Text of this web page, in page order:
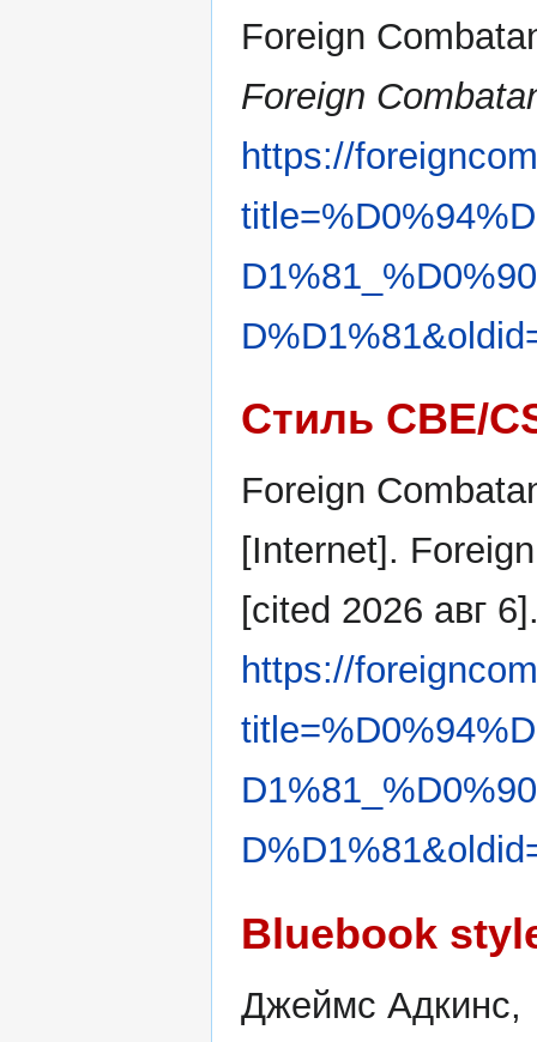
Foreign
Foreign
https://
Стиль CBE/
Foreign
[Internet].
[cited 2026 авг
https://
Bluebook
Джеймс Адкинс,